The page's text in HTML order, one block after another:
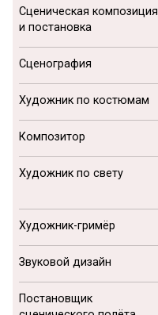
Сценическая композиция
и постановка
Сценография
Художник по костюмам
Композитор
Художник по свету
Художник-гримёр
Звуковой дизайн
Постановщик